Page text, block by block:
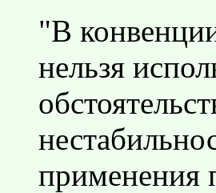
"В
нельзя
применения